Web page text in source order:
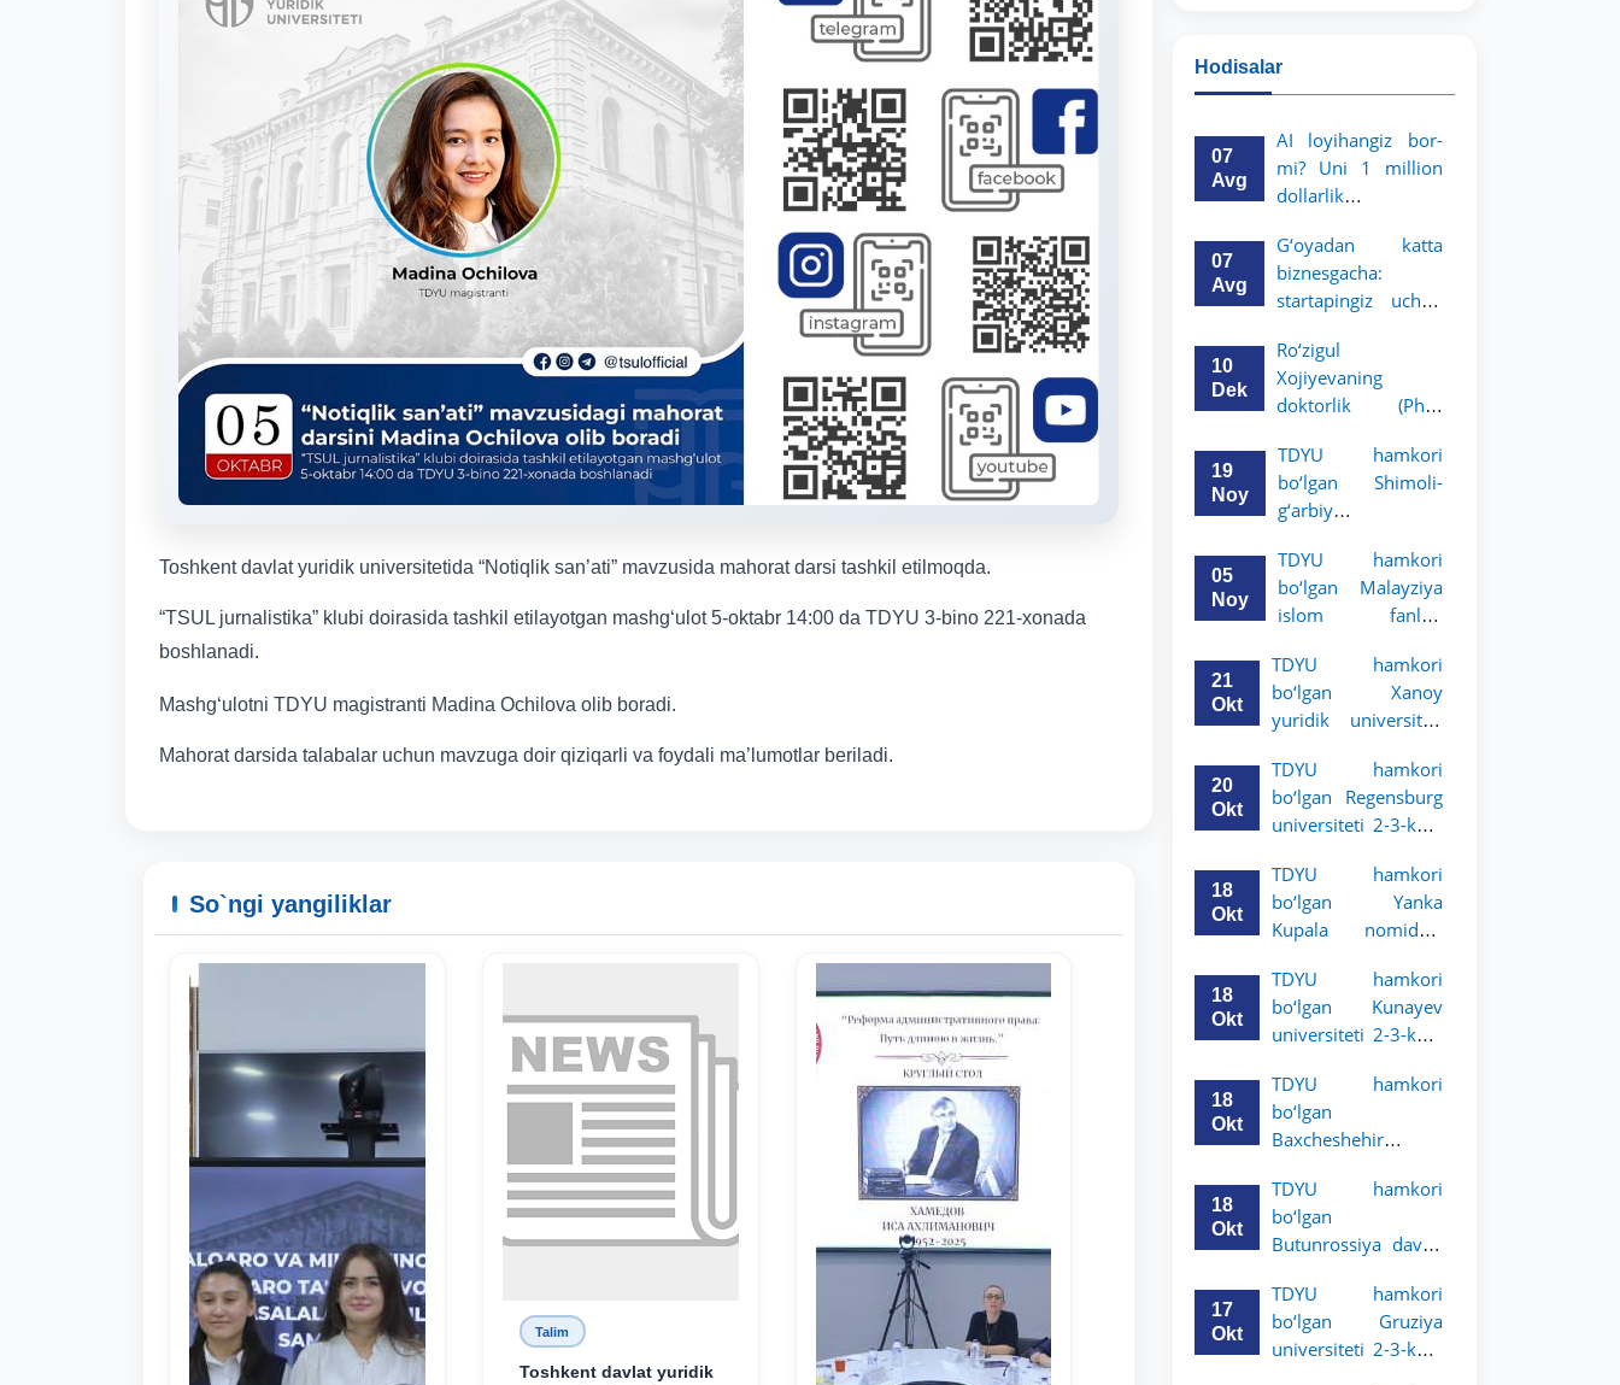
Toshkent davlat yuridik universitetida “Notiqlik san’ati” mavzusida mahorat darsi tashkil etilmoqda.
“TSUL jurnalistika” klubi doirasida tashkil etilayotgan mashg‘ulot 5-oktabr 14:00 da TDYU 3-bino 221-xonada
boshlanadi.
Mashg‘ulotni TDYU magistranti Madina Ochilova olib boradi.
Mahorat darsida talabalar uchun mavzuga doir qiziqarli va foydali ma’lumotlar beriladi.
So`ngi yangiliklar
Talim
Toshkent davlat yuridik
Hodisalar
07
Avg
AI loyihangiz bor-
mi? Uni 1 million
dollarlik
aylantiring!
07
Avg
G‘oyadan katta
biznesgacha:
startapingiz uchun
imkoniyat!
10
Dek
Ro‘zigul
Xojiyevaning
doktorlik (PhD)
himoyasi bo‘lib
o‘tadi
19
Noy
TDYU hamkori
bo‘lgan Shimoli-
g‘arbiy
huquq universiteti
2-3-kurs talabalari
uchun akademik
e’lon qildi
05
Noy
TDYU hamkori
bo‘lgan Malayziya
islom fanlari
kurs talabalari
uchun akademik
mobillik dasturini
21
Okt
TDYU hamkori
bo‘lgan Xanoy
yuridik universiteti
talabalari uchun
akademik mobillik
dasturini e’lon qildi
20
Okt
TDYU hamkori
bo‘lgan Regensburg
universiteti 2-3-kurs
akademik mobillik
dasturini e’lon qildi
18
Okt
TDYU hamkori
bo‘lgan Yanka
Kupala nomidagi
universiteti 2-3-
bosqich talabalari
uchun akademik
e’lon qildi
18
Okt
TDYU hamkori
bo‘lgan Kunayev
universiteti 2-3-kurs
akademik mobillik
dasturini e’lon qiladi
18
Okt
TDYU hamkori
bo‘lgan
Baxcheshehir
bosqich talabalari
uchun akademik
mobillik dasturini
18
Okt
TDYU hamkori
bo‘lgan
Butunrossiya davlat
3-kurs talabalari
uchun akademik
mobillik dasturini
17
Okt
TDYU hamkori
bo‘lgan Gruziya
universiteti 2-3-kurs